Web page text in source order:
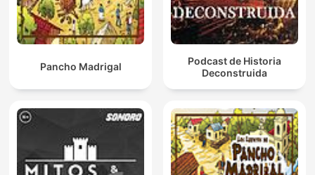
Pancho Madrigal
Podcast de Historia
Deconstruida